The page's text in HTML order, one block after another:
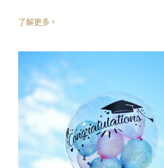
了解更多
我已阅读及明白私
我已阅读及明白收集